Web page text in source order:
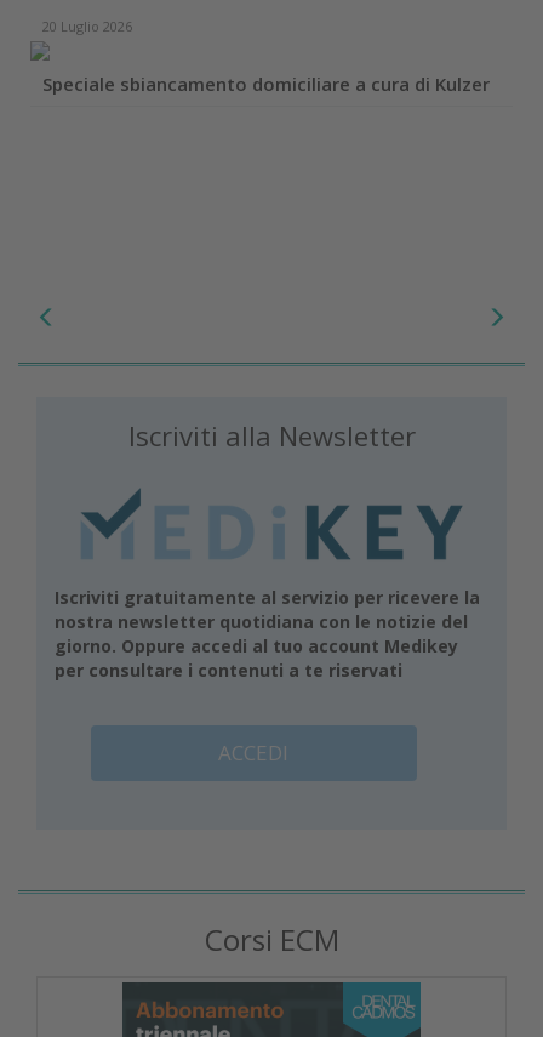
20 Luglio 2026
Speciale sbiancamento domiciliare a cura di Kulzer
Iscriviti alla Newsletter
Iscriviti gratuitamente al servizio per ricevere la
nostra newsletter quotidiana con le notizie del
giorno. Oppure accedi al tuo account Medikey
per consultare i contenuti a te riservati
ACCEDI
Corsi ECM